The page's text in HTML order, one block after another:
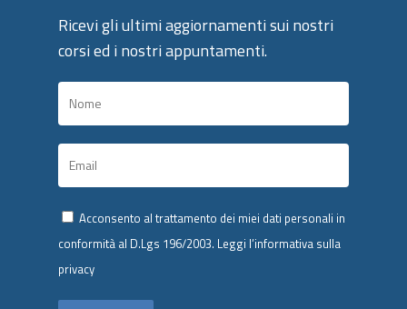
Ricevi gli ultimi aggiornamenti sui nostri
corsi ed i nostri appuntamenti.
Acconsento al trattamento dei miei dati personali in
conformità al D.Lgs 196/2003. Leggi l’informativa sulla
privacy